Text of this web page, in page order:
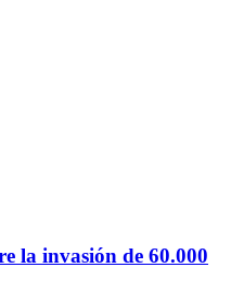
la invasión de 60.000